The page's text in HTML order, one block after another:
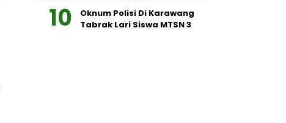
Oknum Polisi Di Karawang
Tabrak Lari Siswa MTSN 3